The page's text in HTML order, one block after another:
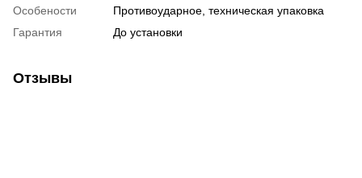
Особености
Противоударное, техническая упаковка
Гарантия
До установки
Отзывы